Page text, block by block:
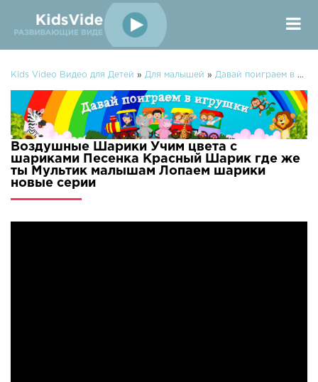
Kids Video Видео для Детей » Для малышей » Давай поиграем в игрушки
Воздушные Шарики Учим цвета с
шариками Песенка Красный Шарик где же
ты Мультик малышам Лопаем шарики
новые серии